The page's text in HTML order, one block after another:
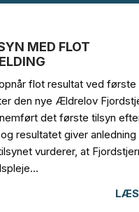
MED FLOT
flot resultat ved første
den nye Ældrelov
det første tilsyn
resultatet giver anledning
vurderer, at
LÆS